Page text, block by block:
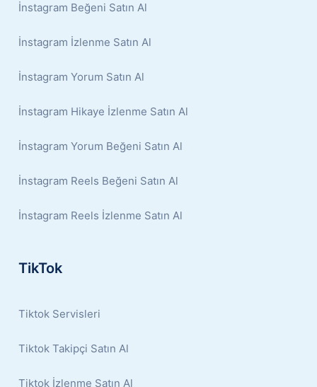
İnstagram Beğeni Satın Al
İnstagram İzlenme Satın Al
İnstagram Yorum Satın Al
İnstagram Hikaye İzlenme Satın Al
İnstagram Yorum Beğeni Satın Al
İnstagram Reels Beğeni Satın Al
İnstagram Reels İzlenme Satın Al
TikTok
Tiktok Servisleri
Tiktok Takipçi Satın Al
Tiktok İzlenme Satın Al